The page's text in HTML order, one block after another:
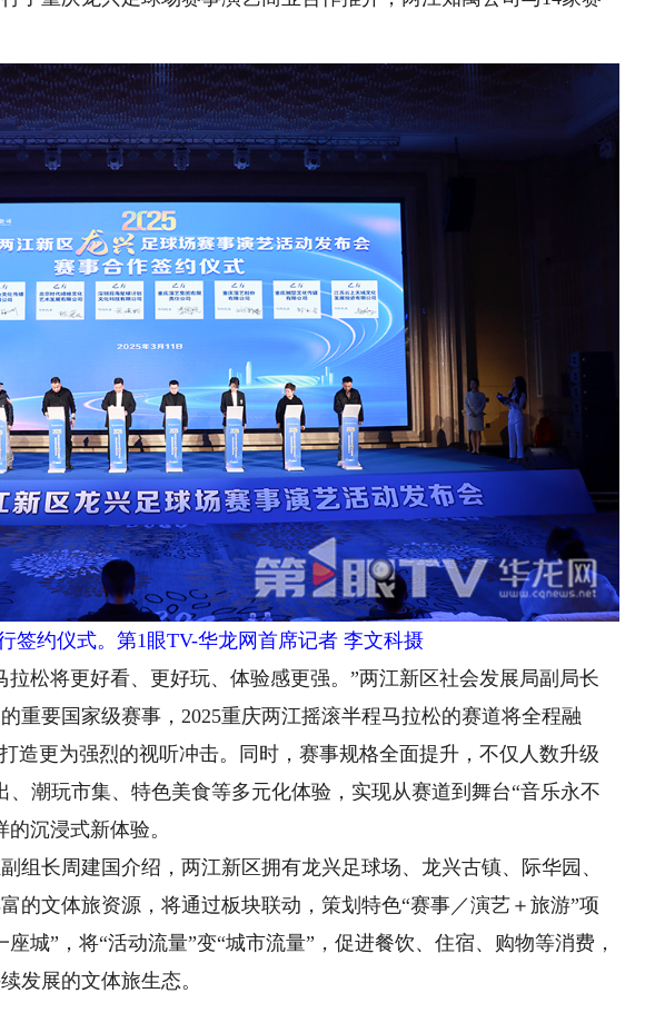
签约仪式。第1眼TV-华龙网首席记者 李文科摄
松将更好看、更好玩、体验感更强。”两江新区社会发展局副局长
重要国家级赛事，2025重庆两江摇滚半程马拉松的赛道将全程融
造更为强烈的视听冲击。同时，赛事规格全面提升，不仅人数升级
、潮玩市集、特色美食等多元化体验，实现从赛道到舞台“音乐永不
沉浸式新体验。
长周建国介绍，两江新区拥有龙兴足球场、龙兴古镇、际华园、
的文体旅资源，将通过板块联动，策划特色“赛事／演艺＋旅游”项
城”，将“活动流量”变“城市流量”，促进餐饮、住宿、购物等消费，
发展的文体旅生态。